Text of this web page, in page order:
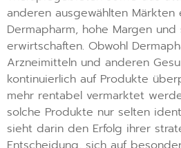
anderen ausgewählten Märkten
Dermapharm, hohe Margen
erwirtschaften. Obwohl
Arzneimitteln und anderen
kontinuierlich auf Produkte
mehr rentabel vermarktet
solche Produkte nur selten
sieht darin den Erfolg ihrer